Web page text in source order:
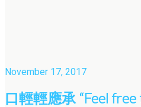
November 17, 2017
口輕輕應承 “Feel free